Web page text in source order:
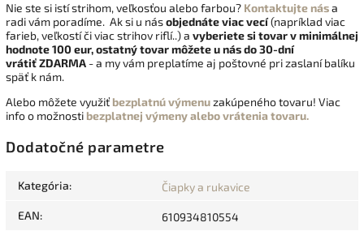
Nie ste si istí strihom, veľkosťou alebo farbou? Kontaktujte nása
radi vám poradíme. Ak si u násobjednáte viac vecí(napríklad viac
farieb, veľkostí či viac strihov riflí..) a vyberiete si tovar v minimálnej
hodnote 100 eur, ostatný tovar môžete u nás do 30-dní
vrátiťZDARMA - a my vám preplatíme aj poštovné pri zaslaní balíku
späť k nám.
Alebo môžete využiť bezplatnú výmenuzakúpeného tovaru! Viac
info o možnosti bezplatnej výmeny alebo vrátenia tovaru.
Dodatočné parametre
Kategória: Čiapky a rukavice
EAN: 610934810554